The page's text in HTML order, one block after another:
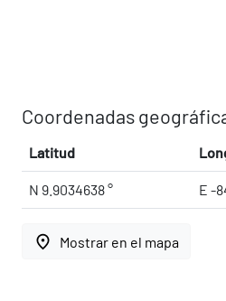
Coordenadas
Latitud
N 9.9034638 ° E -
place Mostrar en el mapa